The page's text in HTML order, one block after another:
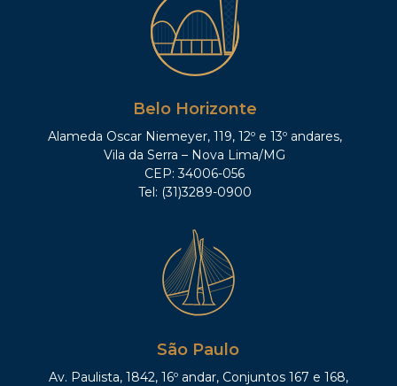
Belo Horizonte
Alameda Oscar Niemeyer, 119, 12º e 13º andares,
Vila da Serra – Nova Lima/MG
CEP: 34006-056
Tel: (31)3289-0900
São Paulo
Av. Paulista, 1842, 16º andar, Conjuntos 167 e 168,